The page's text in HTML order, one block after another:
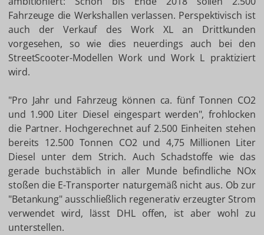
Fahrzeuge die Werkshallen verlassen. Perspektivisch ist
auch der Verkauf des Work XL an Drittkunden
vorgesehen, so wie dies neuerdings auch bei den
StreetScooter-Modellen Work und Work L praktiziert
wird.
"Pro Jahr und Fahrzeug können ca. fünf Tonnen CO2
und 1.900 Liter Diesel eingespart werden", frohlocken
die Partner. Hochgerechnet auf 2.500 Einheiten stehen
bereits 12.500 Tonnen CO2 und 4,75 Millionen Liter
Diesel unter dem Strich. Auch Schadstoffe wie das
gerade buchstäblich in aller Munde befindliche NOx
stoßen die E-Transporter naturgemäß nicht aus. Ob zur
"Betankung" ausschließlich regenerativ erzeugter Strom
verwendet wird, lässt DHL offen, ist aber wohl zu
unterstellen.